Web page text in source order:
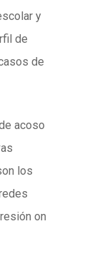
y
de
de
acoso
los
on